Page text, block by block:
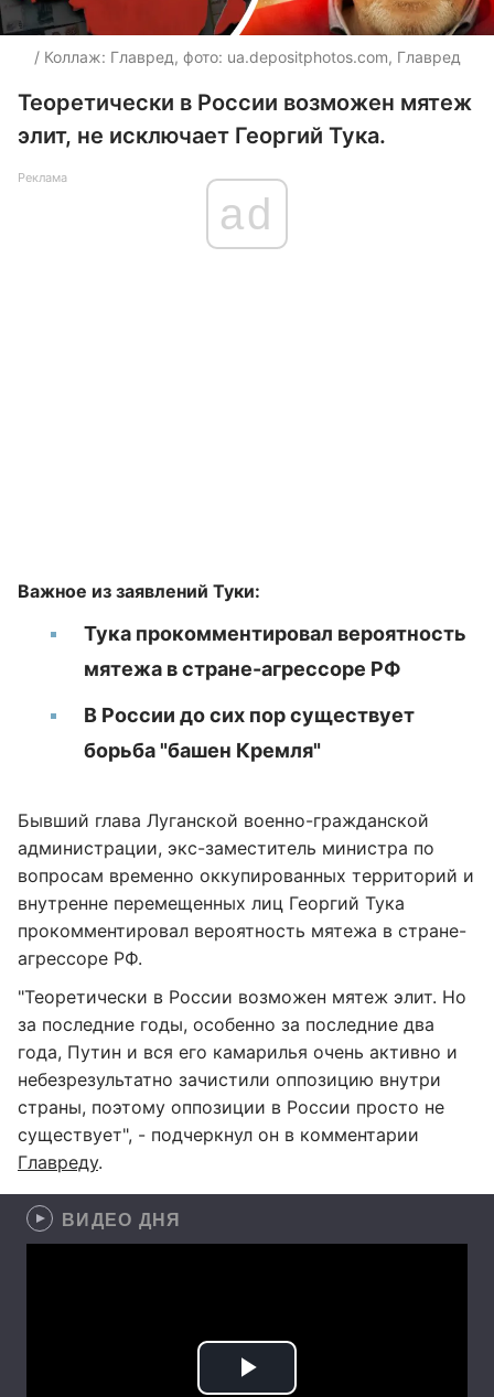
/ Коллаж: Главред, фото: ua.depositphotos.com, Главред
Теоретически в России возможен мятеж
элит, не исключает Георгий Тука.
Реклама
ad
Важное из заявлений Туки:
Тука прокомментировал вероятность
мятежа в стране-агрессоре РФ
В России до сих пор существует
борьба "башен Кремля"
Бывший глава Луганской военно-гражданской
администрации, экс-заместитель министра по
вопросам временно оккупированных территорий и
внутренне перемещенных лиц Георгий Тука
прокомментировал вероятность мятежа в стране-
агрессоре РФ.
"Теоретически в России возможен мятеж элит. Но
за последние годы, особенно за последние два
года, Путин и вся его камарилья очень активно и
небезрезультатно зачистили оппозицию внутри
страны, поэтому оппозиции в России просто не
существует", - подчеркнул он в комментарии
Главреду.
ВИДЕО ДНЯ